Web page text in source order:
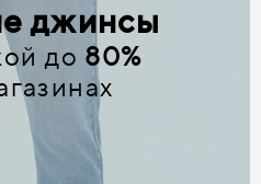
джинсы
до 80%